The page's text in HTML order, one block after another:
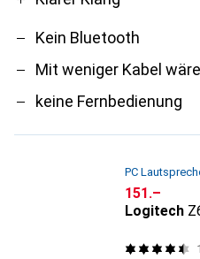
Kein Bluetooth
Mit weniger Kabel
keine Fernbedienung
PC
CHF
151.–
Logitech